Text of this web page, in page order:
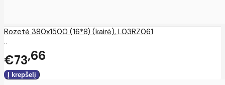
Rozetė 380x1500 (16*8) (kairė), L03RZ061
..
€73 66